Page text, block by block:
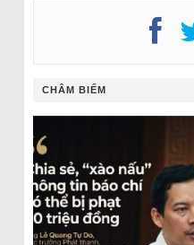
CHÂM BIẾM